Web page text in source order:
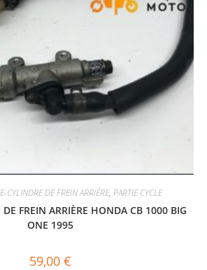
CYLINDRE DE FREIN ARRIÈRE, PARTIE CYCLE
FREIN ARRIÈRE HONDA CB 1000 BIG
ONE 1995
59,00 €